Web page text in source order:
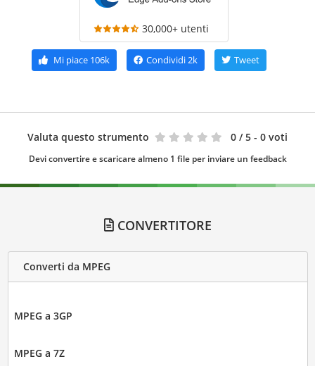
30,000+ utenti
Mi piace 106k Condividi2k Tweet
Valuta questo strumento 0 / 5 - 0 voti
Devi convertire e scaricare almeno 1 file per inviare un feedback
CONVERTITORE
Converti da MPEG
MPEG a 3GP
MPEG a 7Z